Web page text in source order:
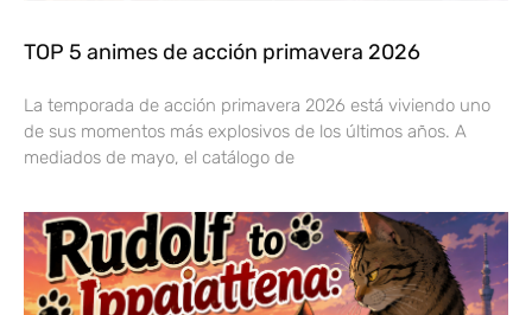
TOP 5 animes de acción primavera 2026
La temporada de acción primavera 2026 está viviendo uno
de sus momentos más explosivos de los últimos años. A
mediados de mayo, el catálogo de